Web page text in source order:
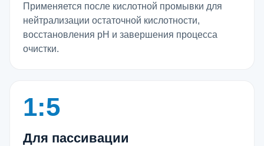
Применяется после кислотной промывки для
нейтрализации остаточной кислотности,
восстановления pH и завершения процесса
очистки.
1:5
Для пассивации